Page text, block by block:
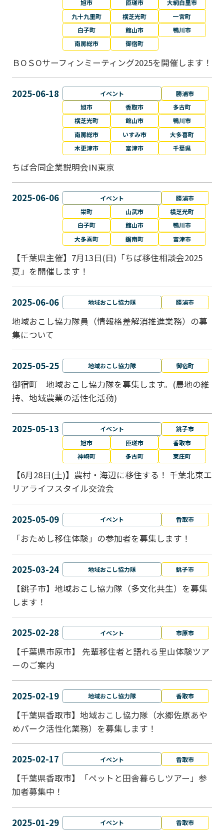
旭市
匝瑳市
大網白里市
九十九里町
横芝光町
一宮町
白子町
館山市
鴨川市
南房総市
御宿町
ＢОＳОサーフィンミーティング2025を開催します！
2025-06-18 イベント
勝浦市
旭市
香取市
多古町
横芝光町
館山市
鴨川市
南房総市
いすみ市
大多喜町
木更津市
富津市 千葉県
ちば合同企業説明会IN東京
2025-06-06 イベント
勝浦市
栄町
山武市
横芝光町
白子町
館山市
鴨川市
大多喜町
鋸南町 富津市
【千葉県主催】7月13日(日)「ちば移住相談会2025
夏」を開催します！
2025-06-06 地域おこし協力隊 勝浦市
地域おこし協力隊員（情報格差解消推進業務）の募
集について
2025-05-25 地域おこし協力隊 御宿町
御宿町 地域おこし協力隊を募集します。(農地の維
持、地域農業の活性化活動)
2025-05-13 イベント
銚子市
旭市
匝瑳市
香取市
神崎町
多古町 東庄町
【6月28日(土)】農村・海辺に移住する！ 千葉北東エ
リアライフスタイル交流会
2025-05-09 イベント 香取市
「おためし移住体験」の参加者を募集します！
2025-03-24 地域おこし協力隊 銚子市
【銚子市】地域おこし協力隊（多文化共生）を募集
します！
2025-02-28 イベント 市原市
【千葉県市原市】 先輩移住者と語れる里山体験ツア
ーのご案内
2025-02-19 地域おこし協力隊 香取市
【千葉県香取市】地域おこし協力隊（水郷佐原あや
めパーク活性化業務）を募集します！
2025-02-17 イベント 香取市
【千葉県香取市】「ペットと⽥舎暮らしツアー」参
加者募集中！
2025-01-29 イベント 香取市